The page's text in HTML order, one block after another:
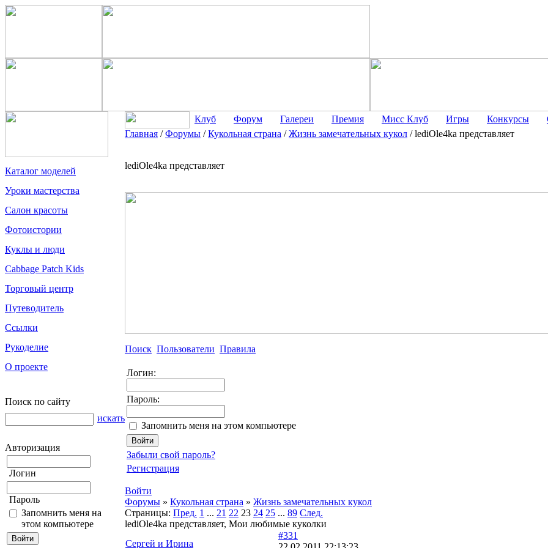
Каталог моделей
Уроки мастерства
Салон красоты
Фотоистории
Куклы и люди
Cabbage Patch Kids
Торговый центр
Путеводитель
Ссылки
Рукоделие
О проекте
Поиск по сайту
искать
Авторизация
Логин
Пароль
Запомнить меня на
этом компьютере
Клуб Форум Галереи Премия Мисс Клуб Игры Конкурсы
Главная /Форумы /Кукольная страна /Жизнь замечательных кукол /lediOle4ka представляет
lediOle4ka представляет
Поиск Пользователи Правила
Логин:
Пароль:
Запомнить меня на этом компьютере
Забыли свой пароль?
Регистрация
Войти
Форумы » Кукольная страна » Жизнь замечательных кукол
Страницы: Пред. 1 ... 21 22 23 24 25 ... 89 След.
lediOle4ka представляет, Мои любимые куколки
Сергей и Ирина
#331